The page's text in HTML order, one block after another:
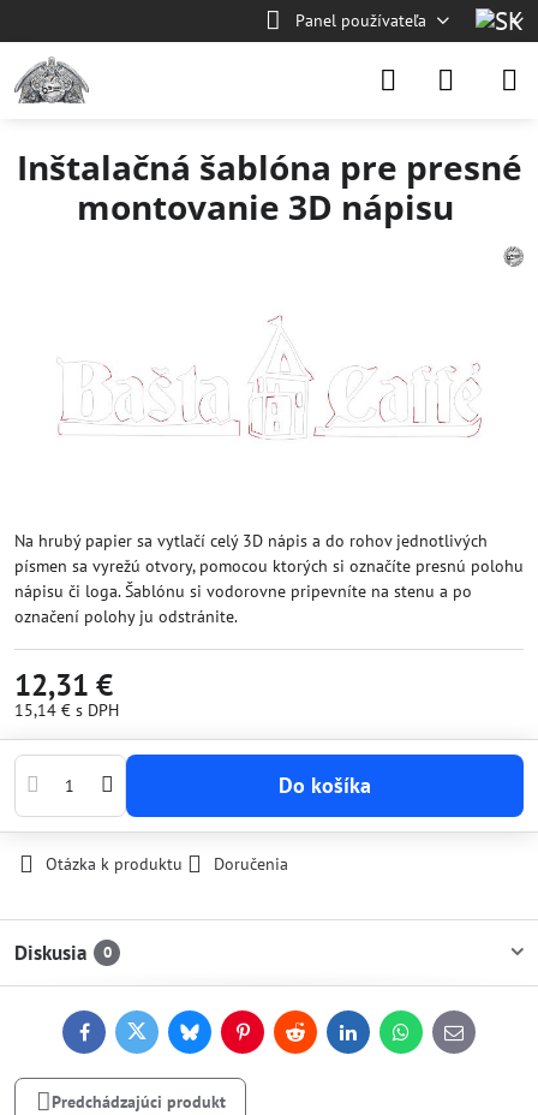
Panel používateľa
Inštalačná šablóna pre presné
montovanie 3D nápisu
Na hrubý papier sa vytlačí celý 3D nápis a do rohov jednotlivých
písmen sa vyrežú otvory, pomocou ktorých si označíte presnú polohu
nápisu či loga. Šablónu si vodorovne pripevníte na stenu a po
označení polohy ju odstránite.
12,31 €
15,14 € s DPH
Do košíka
Otázka k produktu Doručenia
Diskusia 0
FacebookTwitterBlueskyPinterestReddit LinkedInWhatsApp
E-
mail
Predchádzajúci produkt